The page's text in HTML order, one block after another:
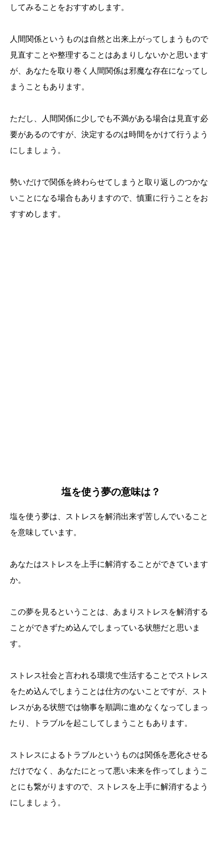
してみることをおすすめします。
人間関係というものは自然と出来上がってしまうもので
見直すことや整理することはあまりしないかと思います
が、あなたを取り巻く人間関係は邪魔な存在になってし
まうこともあります。
ただし、人間関係に少しでも不満がある場合は見直す必
要があるのですが、決定するのは時間をかけて行うよう
にしましょう。
勢いだけで関係を終わらせてしまうと取り返しのつかな
いことになる場合もありますので、慎重に行うことをお
すすめします。
塩を使う夢の意味は？
塩を使う夢は、ストレスを解消出来ず苦しんでいること
を意味しています。
あなたはストレスを上手に解消することができています
か。
この夢を見るということは、あまりストレスを解消する
ことができずため込んでしまっている状態だと思いま
す。
ストレス社会と言われる環境で生活することでストレス
をため込んでしまうことは仕方のないことですが、スト
レスがある状態では物事を順調に進めなくなってしまっ
たり、トラブルを起こしてしまうこともあります。
ストレスによるトラブルというものは関係を悪化させる
だけでなく、あなたにとって悪い未来を作ってしまうこ
とにも繋がりますので、ストレスを上手に解消するよう
にしましょう。